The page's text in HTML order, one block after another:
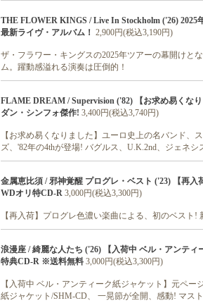
THE FLOWER KINGS / Live In Stockholm ('26)
最新ライヴ・アルバム！ 2,900円(税込3,190円)
ザ・フラワー・キングスの2025年ツアーの幕開けと
ム。躍動感溢れる演奏は圧倒的！
FLAME DREAM / Supervision ('82) 【お求め易くな
ダン・シンフォ傑作! 3,400円(税込3,740円)
【お求め易くなりました】ユーロ史上の名バンド
ズ、'82年の4thが登場! バグルス、U.K.2nd、ジェネ
金属恵比須 / 邪神覚醒 プログレ・ベスト ('23) 【再
WDオリ特CD-R 3,000円(税込3,300円)
【再入荷】プログレ色濃い楽曲による、初のベスト!
浪漫座 / 綺麗な人たち ('26) 【入荷中 ベル・アンテ
特典CD-R ※送料無料 3,000円(税込3,300円)
【入荷中 ベル・アンティーク紙ジャケット】元ペ
紙ジャケット/SHM-CD、 一晃節が全開、感動! マス